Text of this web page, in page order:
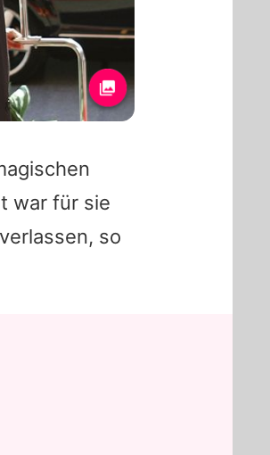
war für sie
so